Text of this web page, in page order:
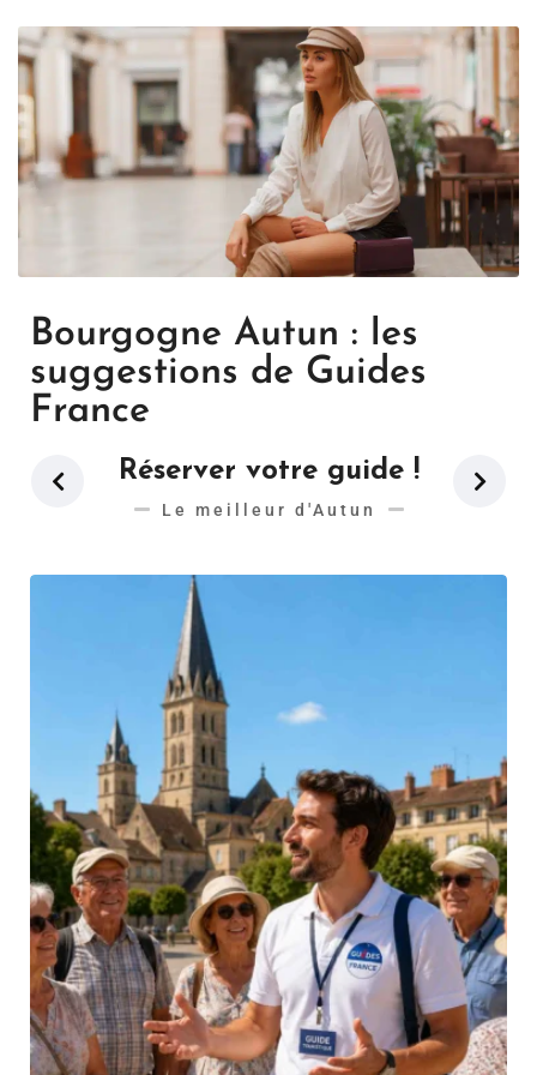
Bourgogne Autun : les
suggestions de Guides
France
Réserver votre guide !
Le meilleur d'Autun